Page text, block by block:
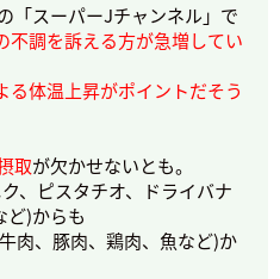
「スーパーJチャンネル」で
不調を訴える方が急増してい
体温上昇がポイントだそう
取が欠かせないとも。
、ピスタチオ、ドライバナ
ど)からも
肉、豚肉、鶏肉、魚など)か